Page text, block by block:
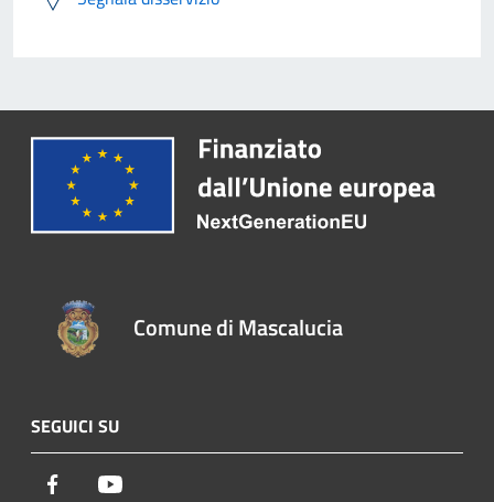
Comune di Mascalucia
SEGUICI SU
Facebook